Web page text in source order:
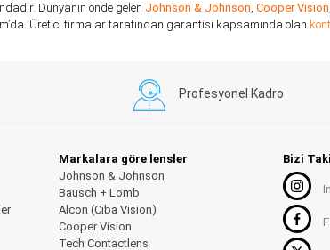
Dünyanın önde gelen Johnson & Johnson, Cooper Vision
Üretici firmalar tarafından garantisi kapsamında olan
Profesyonel Kadro
Markalara göre lensler
Johnson & Johnson
Bausch + Lomb
Alcon (Ciba Vision)
Cooper Vision
Tech Contactlens
Bizi